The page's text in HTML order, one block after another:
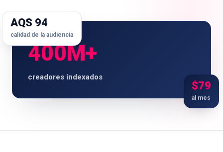
400M+
creadores indexados
AQS 94
calidad de la audiencia
$79
al mes